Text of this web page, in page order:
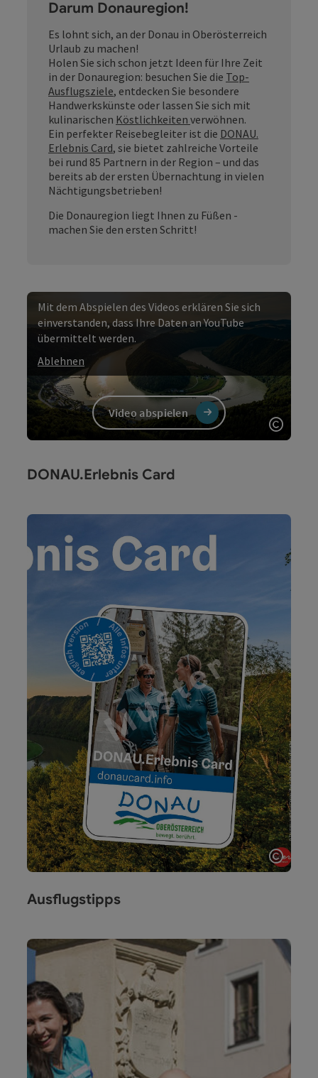
Darum Donauregion!
Es lohnt sich, an der Donau in Oberösterreich
Urlaub zu machen!
Holen Sie sich schon jetzt Ideen für Ihre Zeit
in der Donauregion: besuchen Sie die Top-
Ausflugsziele, entdecken Sie besondere
Handwerkskünste oder lassen Sie sich mit
kulinarischen Köstlichkeiten verwöhnen.
Ein perfekter Reisebegleiter ist die DONAU.
Erlebnis Card, sie bietet zahlreiche Vorteile
bei rund 85 Partnern in der Region – und das
bereits ab der ersten Übernachtung in vielen
Nächtigungsbetrieben!
Die Donauregion liegt Ihnen zu Füßen -
machen Sie den ersten Schritt!
Video abspielen
Mit dem Abspielen des Videos erklären Sie sich
einverstanden, dass Ihre Daten an YouTube
übermittelt werden.
Ablehnen
DONAU.Erlebnis Card
Ausflugstipps